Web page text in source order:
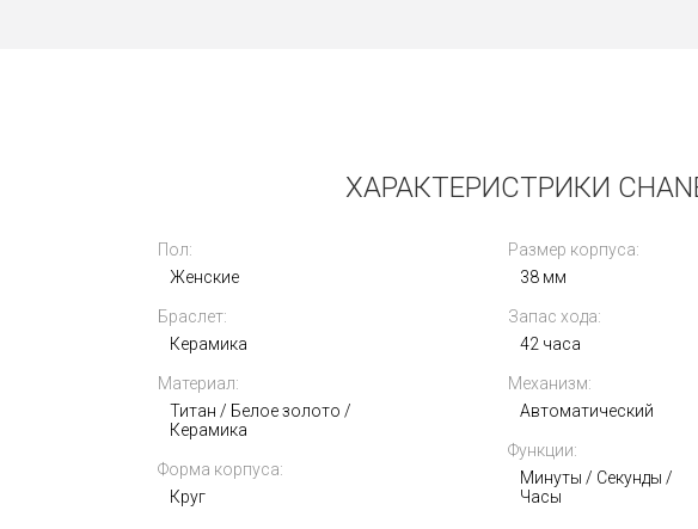
Rolex Oyster Perpetual 41mm 124300-
0005
1 030 000i
ХАРАКТЕРИСТРИКИ
Пол:
Женские
Браслет:
Керамика
Материал:
Титан / Белое золото /
Керамика
Форма корпуса:
Круг
Размер корпуса:
38 мм
Запас хода:
42 часа
Механизм:
Автоматический
Функции:
Минуты / Секунды /
Часы